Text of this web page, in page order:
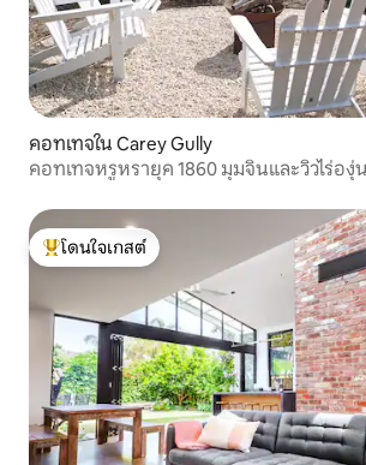
คอทเทจใน Carey Gully
คอทเทจหรูหรายุค 1860 มุมจินและวิวไร่องุ่น
โดนใจเกสต์ที่สุด
โดนใจเกสต์